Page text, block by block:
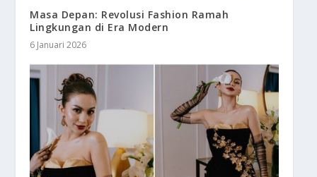
Masa Depan: Revolusi Fashion Ramah
Lingkungan di Era Modern
6 Januari 2026